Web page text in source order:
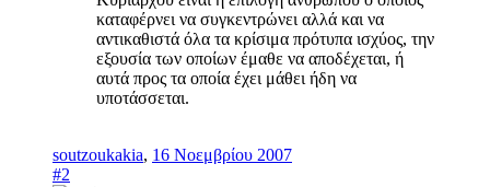
καταφέρνει να συγκεντρώνει αλλά και να
αντικαθιστά όλα τα κρίσιμα πρότυπα ισχύος, την
εξουσία των οποίων έμαθε να αποδέχεται, ή
αυτά προς τα οποία έχει μάθει ήδη να
υποτάσσεται.
soutzoukakia, 16 Νοεμβρίου 2007
#2